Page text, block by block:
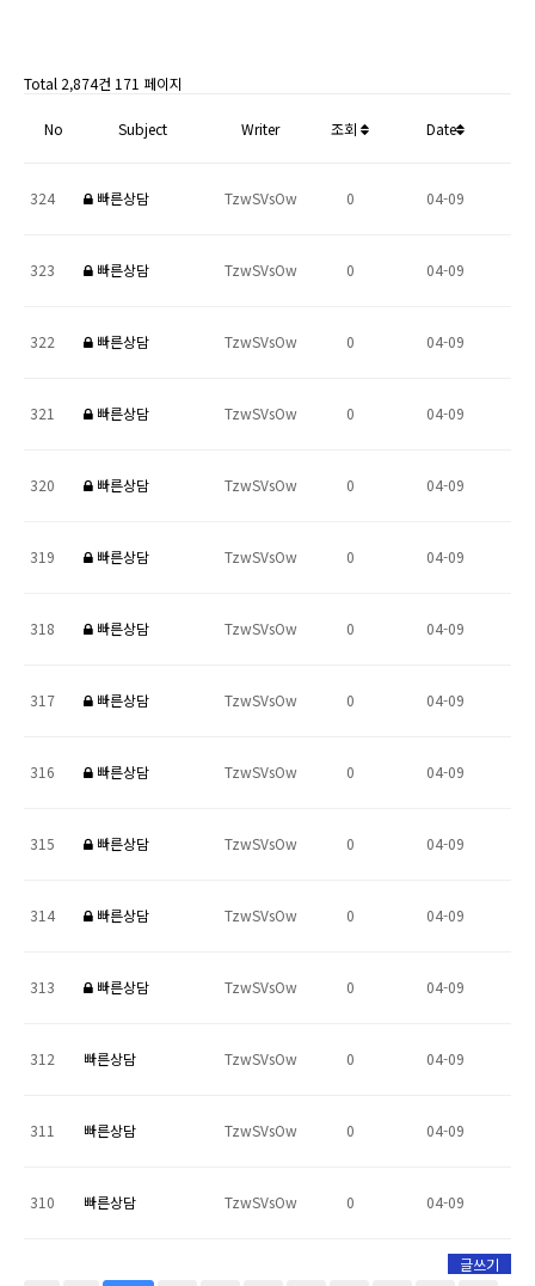
Total 2,874건 171 페이지
No Subject Writer 조회 Date
324 빠른상담 TzwSVsOw 0 04-09
323 빠른상담 TzwSVsOw 0 04-09
322 빠른상담 TzwSVsOw 0 04-09
321 빠른상담 TzwSVsOw 0 04-09
320 빠른상담 TzwSVsOw 0 04-09
319 빠른상담 TzwSVsOw 0 04-09
318 빠른상담 TzwSVsOw 0 04-09
317 빠른상담 TzwSVsOw 0 04-09
316 빠른상담 TzwSVsOw 0 04-09
315 빠른상담 TzwSVsOw 0 04-09
314 빠른상담 TzwSVsOw 0 04-09
313 빠른상담 TzwSVsOw 0 04-09
312 빠른상담 TzwSVsOw 0 04-09
311 빠른상담 TzwSVsOw 0 04-09
310 빠른상담 TzwSVsOw 0 04-09
글쓰기